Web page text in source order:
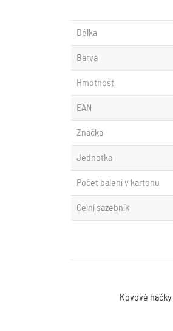
Délka
Barva
Hmotnost
EAN
Značka
Jednotka
Počet balení v kartonu
Celní sazebník
Kovové